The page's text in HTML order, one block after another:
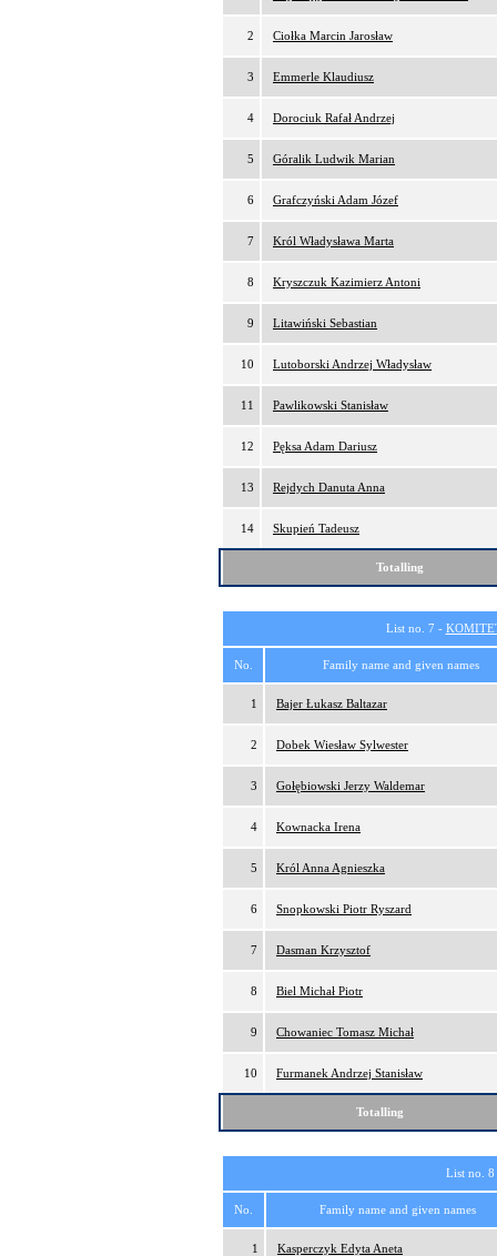
2 Ciołka Marcin Jarosław
3 Emmerle Klaudiusz
4 Dorociuk Rafał Andrzej
5 Góralik Ludwik Marian
6 Grafczyński Adam Józef
7 Król Władysława Marta
8 Kryszczuk Kazimierz Antoni
9 Litawiński Sebastian
10 Lutoborski Andrzej Władysław
11 Pawlikowski Stanisław
12 Pęksa Adam Dariusz
13 Rejdych Danuta Anna
14 Skupień Tadeusz
Totalling
List no. 7 -
No. Family name and given names
1 Bajer Łukasz Baltazar
2 Dobek Wiesław Sylwester
3 Gołębiowski Jerzy Waldemar
4 Kownacka Irena
5 Król Anna Agnieszka
6 Snopkowski Piotr Ryszard
7 Dasman Krzysztof
8 Biel Michał Piotr
9 Chowaniec Tomasz Michał
10 Furmanek Andrzej Stanisław
Totalling
List no.
No. Family name and given names
1 Kasperczyk Edyta Aneta